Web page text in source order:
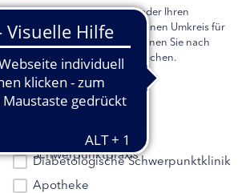
Geben Sie Ihre Postleitzahl oder Ihren
Wohnort ein und legen Sie einen Umkreis für
die Suche fest. Alternativ können Sie nach
einem bestimmten Namen suchen.
Mehrfachauswahl möglich.
Hausarztpraxis
Diabetologische
Schwerpunktpraxis
Diabetologische Schwerpunktklinik
Apotheke